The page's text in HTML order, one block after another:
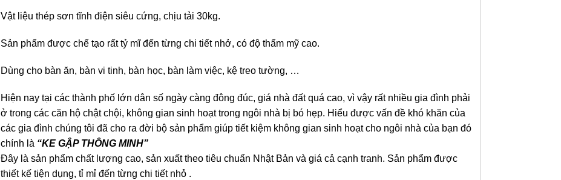
Vật liệu thép sơn tĩnh điện siêu cứng, chịu tải 30kg.
Sản phẩm được chế tạo rất tỷ mĩ đến từng chi tiết nhở, có độ thẩm mỹ cao.
Dùng cho bàn ăn, bàn vi tinh, bàn học, bàn làm việc, kệ treo tường, …
Hiện nay tại các thành phố lớn dân số ngày càng đông đúc, giá nhà đất quá cao, vì vậy rất nhiều gia đình phải
ở trong các căn hộ chật chội, không gian sinh hoạt trong ngôi nhà bị bó hẹp. Hiểu được vấn đề khó khăn của
các gia đình chúng tôi đã cho ra đời bộ sản phẩm giúp tiết kiệm không gian sinh hoạt cho ngôi nhà của bạn đó
chính là “KE GẬP THÔNG MINH”
Đây là sản phẩm chất lượng cao, sản xuất theo tiêu chuẩn Nhật Bản và giá cả cạnh tranh. Sản phẩm được
thiết kế tiện dụng, tỉ mỉ đến từng chi tiết nhỏ .